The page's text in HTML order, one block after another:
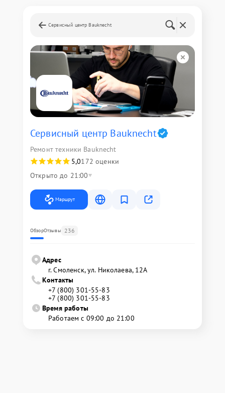
Сервисный центр Bauknecht
Сервисный центр Bauknecht
Ремонт техники Bauknecht
5,0172 оценки
Открыто до 21:00
Маршрут
ОбзорОтзывы 236
Адрес
г. Смоленск, ул. Николаева, 12А
Контакты
+7 (800) 301-55-83
+7 (800) 301-55-83
Время работы
Работаем с 09:00 до 21:00